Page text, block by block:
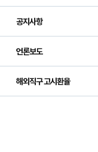
공지사항
언론보도
해외직구 고시환율